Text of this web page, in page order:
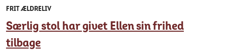
FRIT ÆLDRELIV
Særlig stol har givet Ellen sin frihed
tilbage